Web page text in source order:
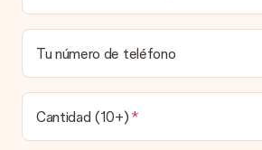
Tu número de teléfono
Cantidad (10+)